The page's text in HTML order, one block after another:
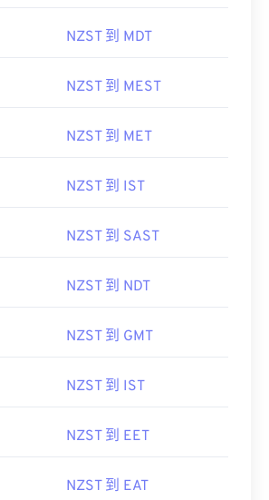
NZST 到 MDT
NZST 到 MEST
NZST 到 MET
NZST 到 IST
NZST 到 SAST
NZST 到 NDT
NZST 到 GMT
NZST 到 IST
NZST 到 EET
NZST 到 EAT